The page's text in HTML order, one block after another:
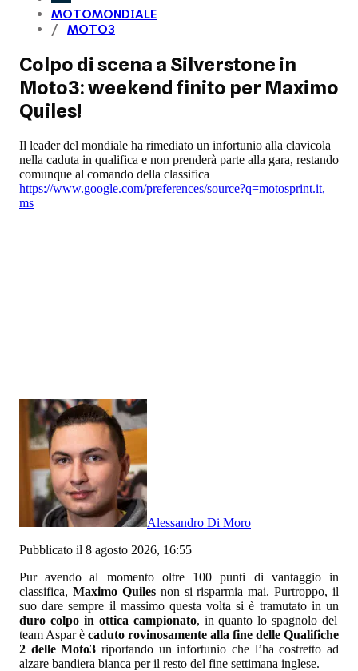
MOTOMONDIALE
MOTO3
Colpo di scena a Silverstone in
Moto3: weekend finito per Maximo
Quiles!
Il leader del mondiale ha rimediato un infortunio alla clavicola
nella caduta in qualifica e non prenderà parte alla gara, restando
comunque al comando della classifica
https://www.google.com/preferences/source?q=motosprint.it,
ms
Alessandro Di Moro
Pubblicato il 8 agosto 2026, 16:55
Pur avendo al momento oltre 100 punti di vantaggio in
classifica, Maximo Quiles non si risparmia mai. Purtroppo, il
suo dare sempre il massimo questa volta si è tramutato in un
duro colpo in ottica campionato, in quanto lo spagnolo del
team Aspar è caduto rovinosamente alla fine delle Qualifiche
2 delle Moto3 riportando un infortunio che l’ha costretto ad
alzare bandiera bianca per il resto del fine settimana inglese.